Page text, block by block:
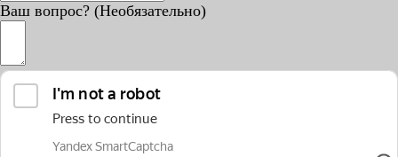
Ваш вопрос? (Необязательно)